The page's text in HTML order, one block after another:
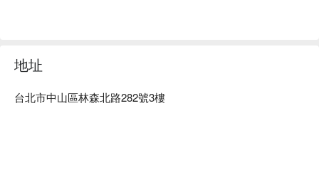
地址
台北市中山區林森北路282號3樓